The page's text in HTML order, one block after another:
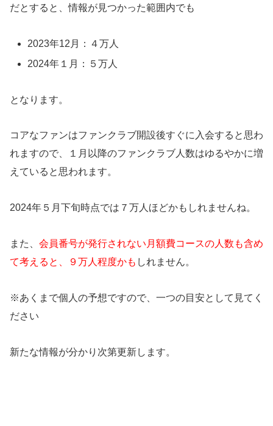
だとすると、情報が見つかった範囲内でも
2023年12月：４万人
2024年１月：５万人
となります。
コアなファンはファンクラブ開設後すぐに入会すると思わ
れますので、１月以降のファンクラブ人数はゆるやかに増
えていると思われます。
2024年５月下旬時点では７万人ほどかもしれませんね。
また、 会員番号が発行されない月額費コースの人数も含め
て考えると、９万人程度かも しれません。
※あくまで個人の予想ですので、一つの目安として見てく
ださい
新たな情報が分かり次第更新します。